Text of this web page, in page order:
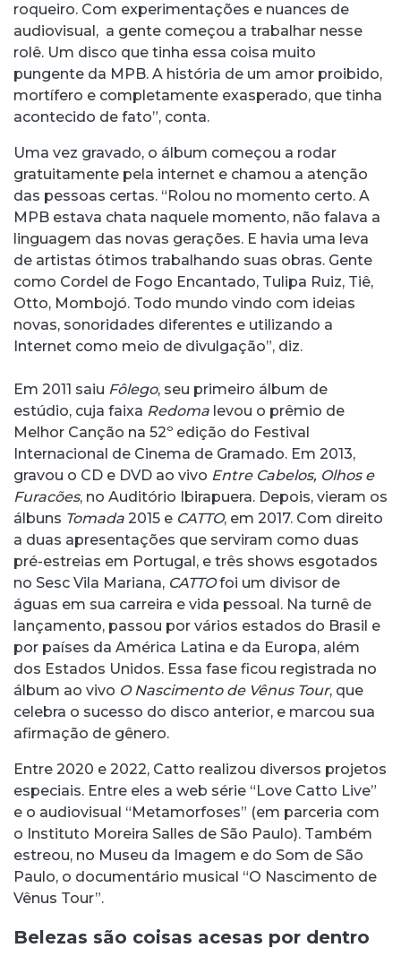
roqueiro. Com experimentações e nuances de
audiovisual, a gente começou a trabalhar nesse
rolê. Um disco que tinha essa coisa muito
pungente da MPB. A história de um amor proibido,
mortífero e completamente exasperado, que tinha
acontecido de fato”, conta.
Uma vez gravado, o álbum começou a rodar
gratuitamente pela internet e chamou a atenção
das pessoas certas. “Rolou no momento certo. A
MPB estava chata naquele momento, não falava a
linguagem das novas gerações. E havia uma leva
de artistas ótimos trabalhando suas obras. Gente
como Cordel de Fogo Encantado, Tulipa Ruiz, Tiê,
Otto, Mombojó. Todo mundo vindo com ideias
novas, sonoridades diferentes e utilizando a
Internet como meio de divulgação”, diz.
Em 2011 saiu Fôlego, seu primeiro álbum de
estúdio, cuja faixa Redoma levou o prêmio de
Melhor Canção na 52º edição do Festival
Internacional de Cinema de Gramado. Em 2013,
gravou o CD e DVD ao vivo Entre Cabelos, Olhos e
Furacões, no Auditório Ibirapuera. Depois, vieram os
álbuns Tomada 2015 e CATTO, em 2017. Com direito
a duas apresentações que serviram como duas
pré-estreias em Portugal, e três shows esgotados
no Sesc Vila Mariana, CATTOfoi um divisor de
águas em sua carreira e vida pessoal. Na turnê de
lançamento, passou por vários estados do Brasil e
por países da América Latina e da Europa, além
dos Estados Unidos. Essa fase ficou registrada no
álbum ao vivo O Nascimento de Vênus Tour, que
celebra o sucesso do disco anterior, e marcou sua
afirmação de gênero.
Entre 2020 e 2022, Catto realizou diversos projetos
especiais. Entre eles a web série “Love Catto Live”
e o audiovisual “Metamorfoses” (em parceria com
o Instituto Moreira Salles de São Paulo). Também
estreou, no Museu da Imagem e do Som de São
Paulo, o documentário musical “O Nascimento de
Vênus Tour”.
Belezas são coisas acesas por dentro